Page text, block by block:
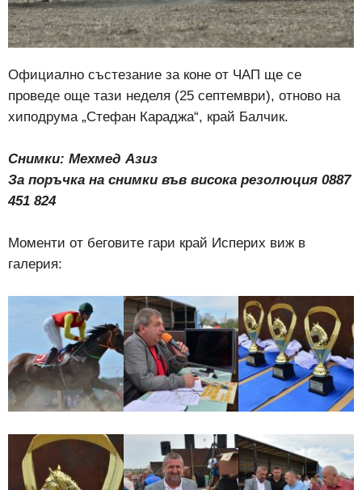
Официално състезание за коне от ЧАП ще се
проведе още тази неделя (25 септември), отново на
хиподрума „Стефан Караджа“, край Балчик.
Снимки: Мехмед Азиз
За поръчка на снимки във висока резолюция 0887
451 824
Моменти от беговите гари край Исперих виж в
галерия: